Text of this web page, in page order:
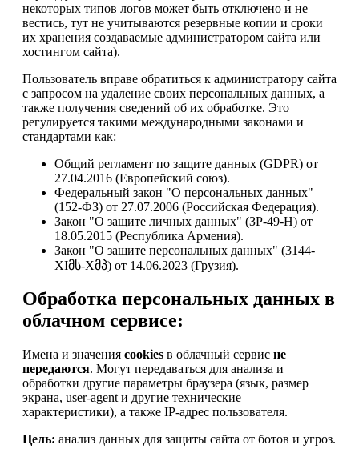
некоторых типов логов может быть отключено и не
вестись, тут не учитываются резервные копии и сроки
их хранения создаваемые администратором сайта или
хостингом сайта).
Пользователь вправе обратиться к администратору сайта
с запросом на удаление своих персональных данных, а
также получения сведений об их обработке. Это
регулируется такими международными законами и
стандартами как:
Общий регламент по защите данных (GDPR) от
27.04.2016 (Европейский союз).
Федеральный закон "О персональных данных"
(152-ФЗ) от 27.07.2006 (Российская Федерация).
Закон "О защите личных данных" (ЗР-49-Н) от
18.05.2015 (Республика Армения).
Закон "О защите персональных данных" (3144-
XIმს-Xმპ) от 14.06.2023 (Грузия).
Обработка персональных данных в
облачном сервисе:
Имена и значения cookies в облачный сервис не
передаются. Могут передаваться для анализа и
обработки другие параметры браузера (язык, размер
экрана, user-agent и другие технические
характеристики), а также IP-адрес пользователя.
Цель: анализ данных для защиты сайта от ботов и угроз.